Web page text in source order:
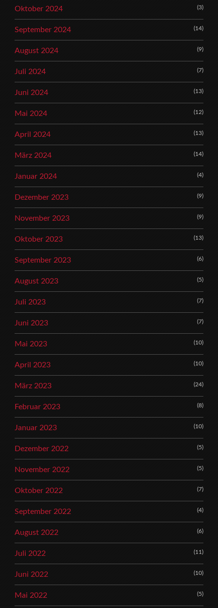
Oktober 2024 (3)
September 2024 (14)
August 2024 (9)
Juli 2024 (7)
Juni 2024 (13)
Mai 2024 (12)
April 2024 (13)
März 2024 (14)
Januar 2024 (4)
Dezember 2023 (9)
November 2023 (9)
Oktober 2023 (13)
September 2023 (6)
August 2023 (5)
Juli 2023 (7)
Juni 2023 (7)
Mai 2023 (10)
April 2023 (10)
März 2023 (24)
Februar 2023 (8)
Januar 2023 (10)
Dezember 2022 (5)
November 2022 (5)
Oktober 2022 (7)
September 2022 (4)
August 2022 (6)
Juli 2022 (11)
Juni 2022 (10)
Mai 2022 (5)